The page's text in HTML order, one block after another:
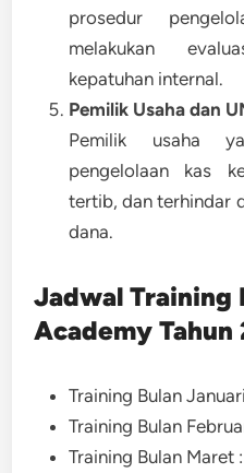
prosedur
melakukan
kepatuhan internal.
Pemilik Usaha dan
Pemilik usaha
pengelolaan kas
tertib, dan terhindar
dana.
Jadwal Training
Academy Tahun
Training Bulan
Training Bulan
Training Bulan Maret